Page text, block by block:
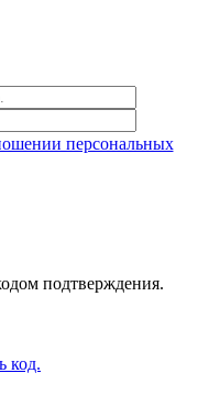
персональных
подтверждения.
код.